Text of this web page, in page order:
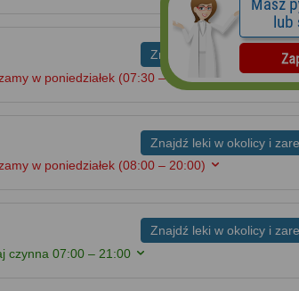
Znajdź leki w okolicy i
w poniedziałek (07:30 – 19:00)
Znajdź leki w okolicy i
w poniedziałek (08:00 – 20:00)
Znajdź leki w okolicy i
czynna07:00 – 21:00